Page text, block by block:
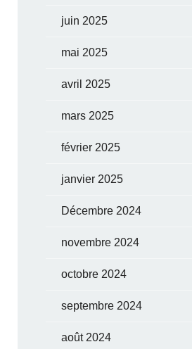
juin 2025
mai 2025
avril 2025
mars 2025
février 2025
janvier 2025
Décembre 2024
novembre 2024
octobre 2024
septembre 2024
août 2024